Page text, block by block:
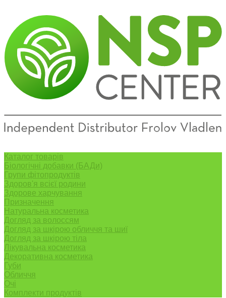
Каталог товарів
Біологічні добавки (БАДи)
Групи фітопродуктів
Здоров'я всієї родини
Здорове харчування
Призначення
Натуральна косметика
Догляд за волоссям
Догляд за шкірою обличчя та шиї
Догляд за шкірою тіла
Лікувальна косметика
Декоративна косметика
Губи
Обличчя
Очі
Комплекти продуктів